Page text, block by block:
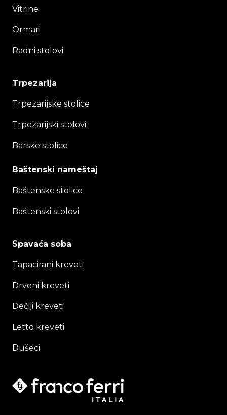
Vitrine
Ormari
Radni stolovi
Trpezarija
Trpezarijske stolice
Trpezarijski stolovi
Barske stolice
Baštenski nameštaj
Baštenske stolice
Baštenski stolovi
Spavaća soba
Tapacirani kreveti
Drveni kreveti
Dečiji kreveti
Letto kreveti
Dušeci